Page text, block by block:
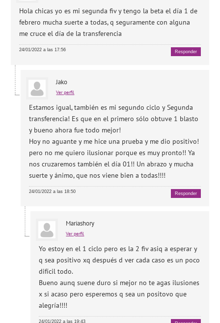
Hola chicas yo es mi segunda fiv y tengo la beta el día 1 de
febrero mucha suerte a todas, q seguramente con alguna
me cruce el día de la transferencia
24/01/2022 a las 17:56 Responder
Jako
Ver perfil
Estamos igual, también es mi segundo ciclo y Segunda
transferencia! Es que en el primero sólo obtuve 1 blasto
y bueno ahora fue todo mejor!
Hoy no aguante y me hice una prueba y me dio positivo!
pero no me quiero ilusionar porque es muy pronto!! Ya
nos cruzaremos también el día 01!! Un abrazo y mucha
suerte y ánimo, que nos viene bien a todas!!!!
24/01/2022 a las 18:50 Responder
Mariashory
Ver perfil
Yo estoy en el 1 ciclo pero es la 2 fiv asiq a esperar y
q sea positivo xq después d ver cada caso es un poco
difícil todo.
Bueno aunq suene duro si mejor no te agas ilusiones
x si acaso pero esperemos q sea un positovo que
alegría!!!!
24/01/2022 a las 19:43